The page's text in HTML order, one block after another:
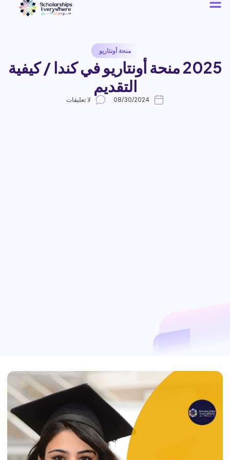
منحة أونتاريو
2025 منحة أونتاريو في كندا / كيفية
التقديم
08/30/2024 لا تعليقات